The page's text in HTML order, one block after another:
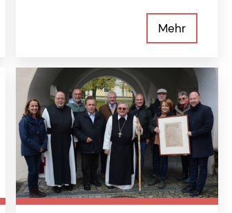
Mehr